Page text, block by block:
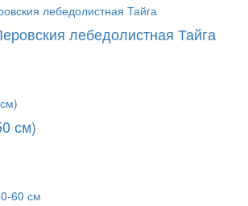
лебедолистная Тайга
см)